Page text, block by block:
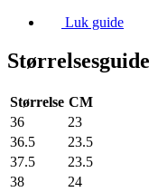
Luk guide
Størrelsesguide
Størrelse CM
36
23
36.5
23.5
37.5
23.5
38
24